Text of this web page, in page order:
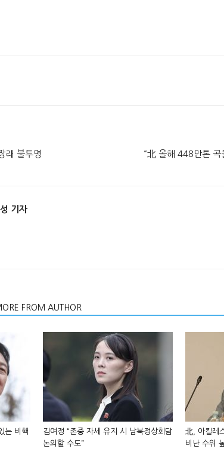
래 불투명 “北 올해 448만톤 곡
기자
FROM AUTHOR
는 비핵
김여정 “존중 자세 유지 시 남북정상회담
논의할 수도”
北, 아킬레
비난 수위